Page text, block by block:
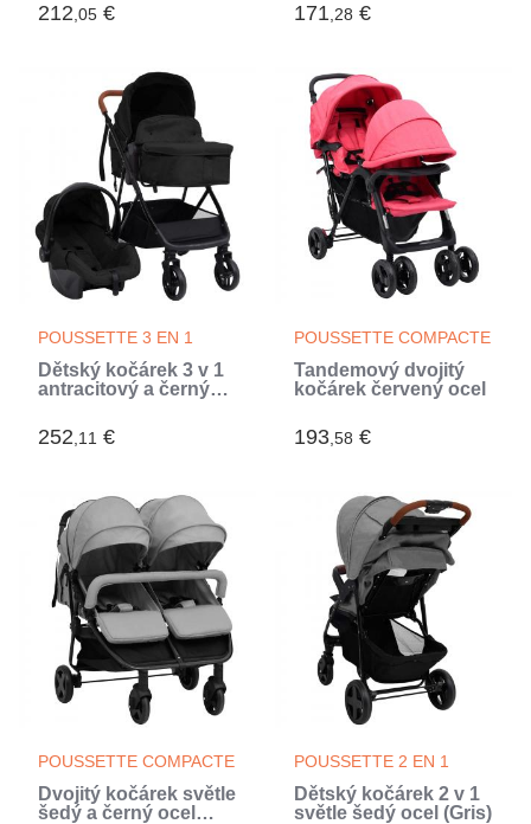
212,05 € 171,28 €
POUSSETTE 3 EN 1
Dětský kočárek 3 v 1
antracitový a černý
252,11 €
POUSSETTE COMPACTE
Tandemový dvojitý
kočárek červený ocel
193,58 €
POUSSETTE COMPACTE
Dvojitý kočárek světle
šedý a černý ocel
POUSSETTE 2 EN 1
Dětský kočárek 2 v 1
světle šedý ocel (Gris)